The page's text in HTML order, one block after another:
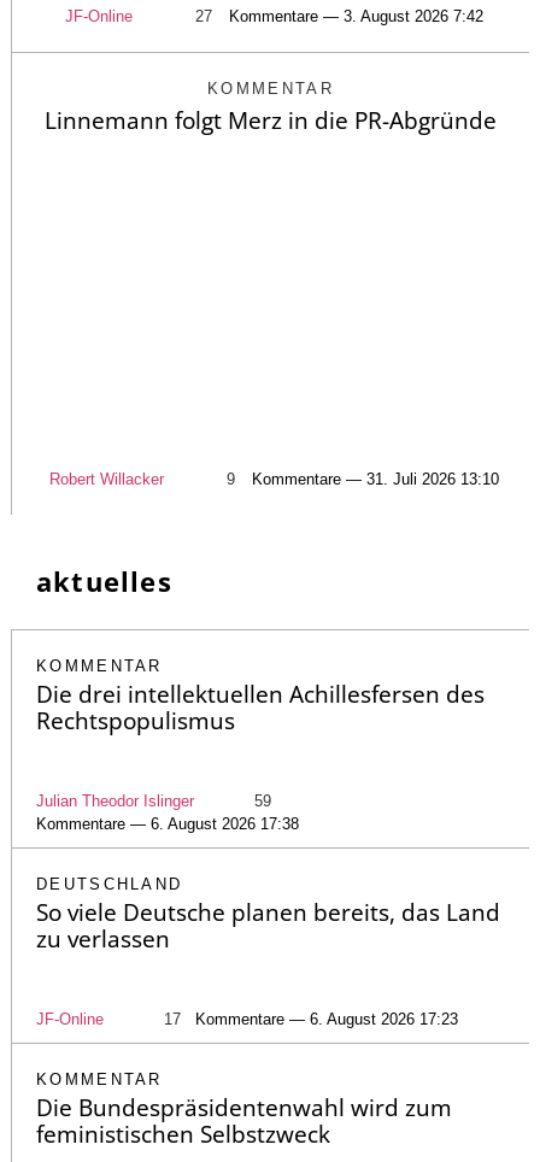
JF-Online 27 Kommentare — 3. August 2026 7:42
KOMMENTAR
Linnemann folgt Merz in die PR-Abgründe
Robert Willacker 9 Kommentare — 31. Juli 2026 13:10
aktuelles
KOMMENTAR
Die drei intellektuellen Achillesfersen des
Rechtspopulismus
Julian Theodor Islinger
59
Kommentare — 6. August 2026 17:38
DEUTSCHLAND
So viele Deutsche planen bereits, das Land
zu verlassen
JF-Online 17 Kommentare — 6. August 2026 17:23
KOMMENTAR
Die Bundespräsidentenwahl wird zum
feministischen Selbstzweck